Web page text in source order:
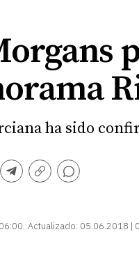
ha sido
Telegram
Copiar
Actualizado: 05.06.2018 |